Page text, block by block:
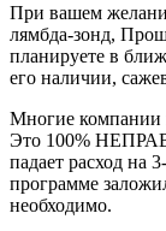
Рейтинг
Давно знаю
выбор был
заранее о
оговоренное
был как
Почитал
При вашем
лямбда-зонд,
планируете в
его наличии,
Многие компании
Это 100%
падает расход на
программе
необходимо.